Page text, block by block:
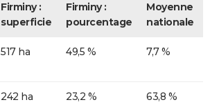
Firminy :
superficie
Firminy :
pourcentage
Moyenne
nationale
517 ha 49,5 % 7,7 %
242 ha 23,2 % 63,8 %